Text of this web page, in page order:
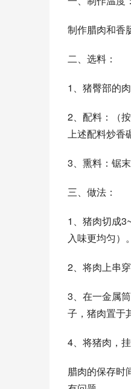
制作腊肉和香
二、选料：
1、猪臀部的
2、配料：（
上述配料炒香
3、熏料：锯
三、做法：
1、猪肉切成
入味更均匀）。
2、将肉上串
3、在一金属
子，猪肉置于
4、将猪肉，
腊肉的保存时